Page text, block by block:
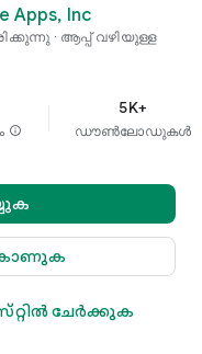
Apps, Inc
ആപ്പ് വഴിയുള്ള
info
5K+
ഡൗൺലോഡുകൾ
കാണുക
ചേർക്കുക